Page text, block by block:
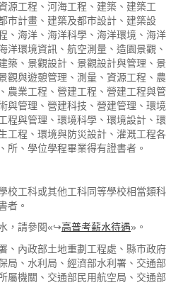
源工程、河海工程、建築、建築工
市計畫、建築及都市設計、建築設
、海洋、海洋科學、海洋環境、海洋
洋環境資訊、航空測量、造園景觀、
築、景觀設計、景觀設計與管理、景
觀與遊憩管理、測量、資源工程、農
農業工程、營建工程、營建工程與管
與管理、營建科技、營建管理、環境
程與管理、環境科學、環境設計、環
工程、環境與防災設計、灌溉工程各
所、學位學程畢業得有證書者。
校工科或其他工科同等學校相當類科
者。
，請參閱«↪高普考薪水待遇»。
、內政部土地重劃工程處、縣市政府
局、水利局、經濟部水利署、交通部
屬機關、交通部民用航空局、交通部